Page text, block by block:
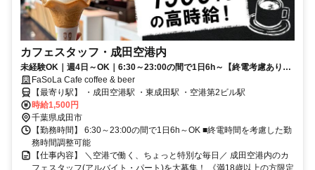
カフェスタッフ・成田空港内
未経験OK｜週4日～OK｜6:30～23:00の間で1日6h～【終電考慮あり】
●交通費全額支給(規定あり)●高時給
FaSoLa Cafe coffee & beer
【最寄り駅】 ・成田空港駅 ・東成田駅 ・空港第2ビル駅
時給1,500円
千葉県成田市
【勤務時間】 6:30～23:00の間で1日6h～OK ■終電時間を考慮した勤
務時間調整可能
【仕事内容】 ＼空港で働く、ちょっと特別な毎日／ 成田空港内のカ
フェスタッフ(アルバイト・パート)を大募集！ 《満18歳以上の方限定